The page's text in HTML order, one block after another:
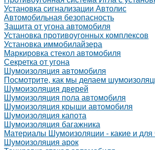
Установка сигнализации Автолис
Автомобильная безопасность
Защита от угона автомобиля
Установка противоугонных комплексов
Установка иммобилайзера
Маркировка стекол автомобиля
Секретка от угона
Шумоизоляция автомобиля
Посмотрите, как мы делаем
Шумоизоляция дверей
Шумоизоляция пола автомобиля
Шумоизоляция крыши автомобиля
Шумоизоляция капота
Шумоизоляция багажника
Материалы Шумоизоляции - какие и для
Шумоизоляция арок